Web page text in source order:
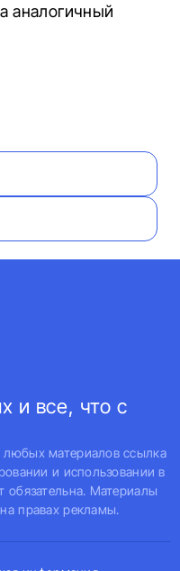
аналогичный
и все, что с
любых материалов ссылка
и использовании в
обязательна. Материалы
правах рекламы.